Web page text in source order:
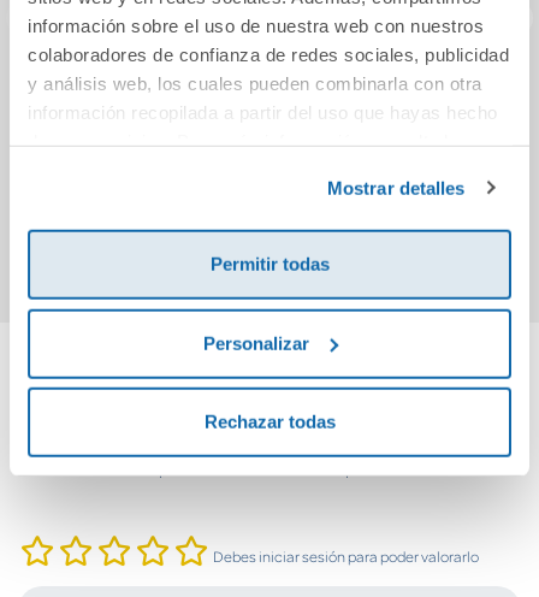
información sobre el uso de nuestra web con nuestros
colaboradores de confianza de redes sociales, publicidad
y análisis web, los cuales pueden combinarla con otra
información recopilada a partir del uso que hayas hecho
Mostrar detalles
Permitir todas
Personalizar
Rechazar todas
Canción de
Navidad
Comprar
Voy al cole. Libro
con mecanismos
8,95€
Comprar
Cuéntanos tu opinión
Debes iniciar sesión para poder valorarlo